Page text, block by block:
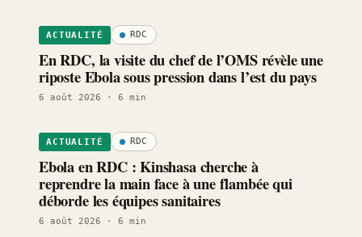
ACTUALITÉ RDC
En RDC, la visite du chef de l’OMS révèle une
riposte Ebola sous pression dans l’est du pays
6 août 2026 · 6 min
ACTUALITÉ RDC
Ebola en RDC : Kinshasa cherche à
reprendre la main face à une flambée qui
déborde les équipes sanitaires
6 août 2026 · 6 min